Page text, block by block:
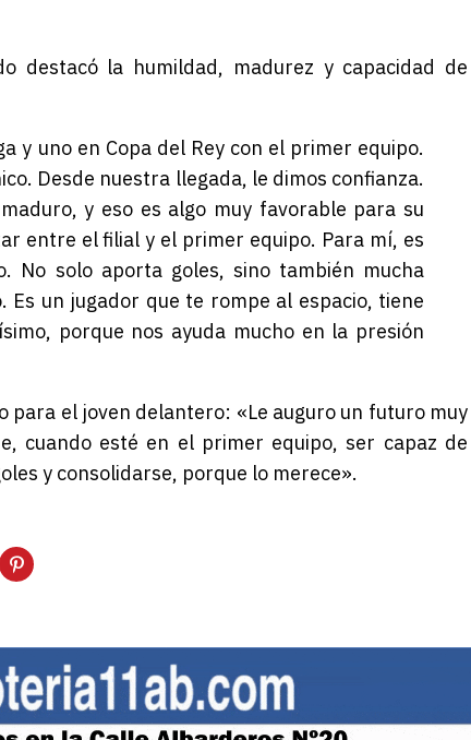
destacó la humildad, madurez y capacidad de
y uno en Copa del Rey con el primer equipo.
Desde nuestra llegada, le dimos confianza.
y eso es algo muy favorable para su
entre el filial y el primer equipo. Para mí, es
No solo aporta goles, sino también mucha
Es un jugador que te rompe al espacio, tiene
porque nos ayuda mucho en la presión
para el joven delantero: «Le auguro un futuro muy
cuando esté en el primer equipo, ser capaz de
y consolidarse, porque lo merece».